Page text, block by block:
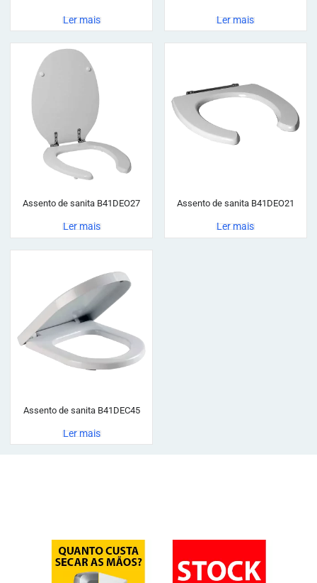
Ler mais Ler mais
Assento de sanita B41DEO27
Ler mais
Assento de sanita B41DEO21
Ler mais
Assento de sanita B41DEC45
Ler mais